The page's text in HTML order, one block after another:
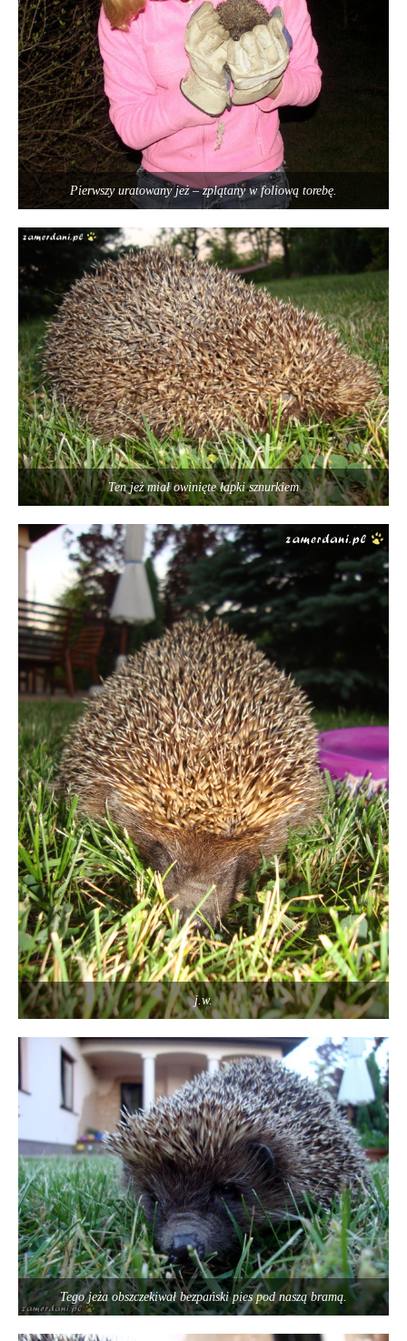
Pierwszy uratowany jeż – zplątany w foliową torebę.
Ten jeż miał owinięte łapki sznurkiem
j.w.
Tego jeża obszczekiwał bezpański pies pod naszą bramą.